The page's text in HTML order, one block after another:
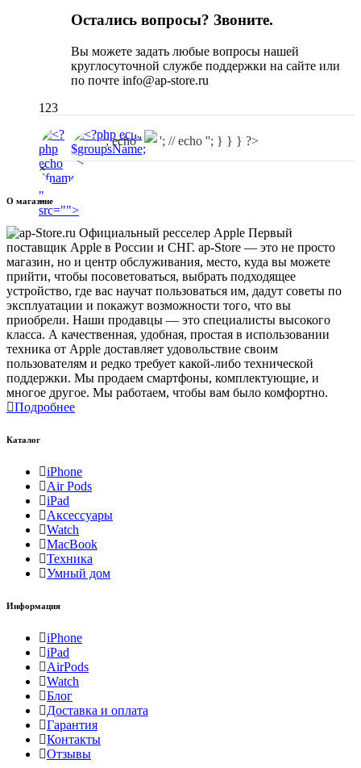
Остались вопросы? Звоните.
Вы можете задать любые вопросы нашей
круглосуточной службе поддержки на сайте или
по почте info@ap-store.ru
123
"
src="">
'; echo '
'; // echo ''; } } } ?>
×
О магазине
Первый
поставщик Apple в России и СНГ. ap-Store — это не просто
магазин, но и центр обслуживания, место, куда вы можете
прийти, чтобы посоветоваться, выбрать подходящее
устройство, где вас научат пользоваться им, дадут советы по
эксплуатации и покажут возможности того, что вы
приобрели. Наши продавцы — это специалисты высокого
класса. А качественная, удобная, простая в использовании
техника от Apple доставляет удовольствие своим
пользователям и редко требует какой-либо технической
поддержки. Мы продаем смартфоны, комплектующие, и
многое другое. Мы работаем, чтобы вам было комфортно.
Подробнее
Каталог
iPhone
Air Pods
iPad
Аксессуары
Watch
MacBook
Техника
Умный дом
Информация
iPhone
iPad
AirPods
Watch
Блог
Доставка и оплата
Гарантия
Контакты
Отзывы